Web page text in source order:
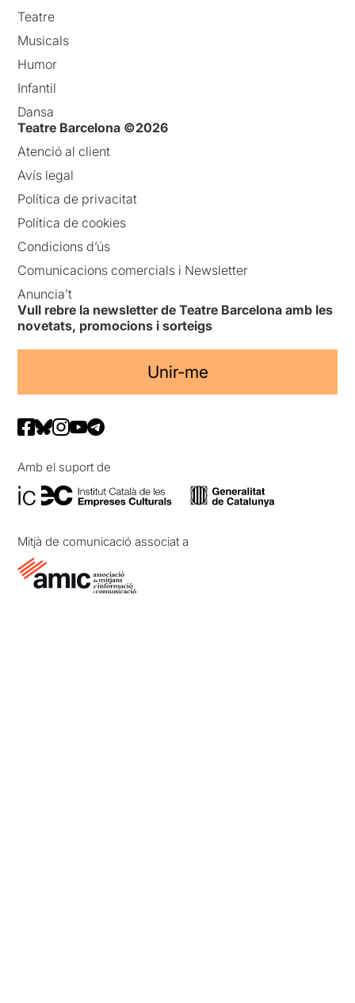
Teatre
Musicals
Humor
Infantil
Dansa
Teatre Barcelona ©2026
Atenció al client
Avís legal
Política de privacitat
Política de cookies
Condicions d’ús
Comunicacions comercials i Newsletter
Anuncia’t
Vull rebre la newsletter de Teatre Barcelona amb les
novetats, promocions i sorteigs
Unir-me
Amb el suport de
Mitjà de comunicació associat a